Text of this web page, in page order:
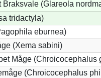
Braksvale (Glareola
tridactyla)
eburnea)
(Xema sabini)
Måge (Chroicocephalus
(Chroicocephalus